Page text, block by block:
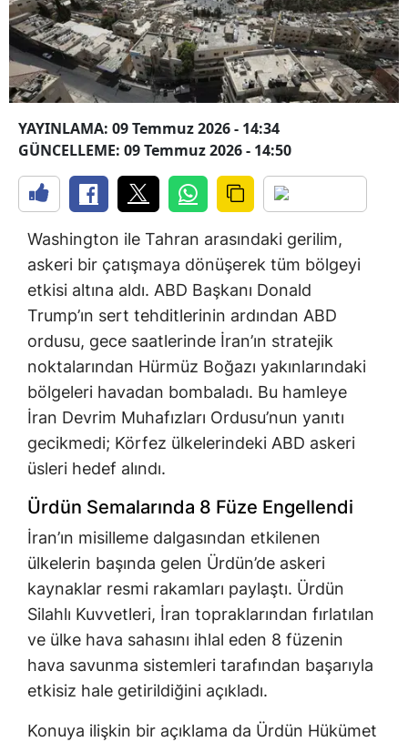
YAYINLAMA: 09 Temmuz 2026 - 14:34
GÜNCELLEME: 09 Temmuz 2026 - 14:50
Washington ile Tahran arasındaki gerilim,
askeri bir çatışmaya dönüşerek tüm bölgeyi
etkisi altına aldı. ABD Başkanı Donald
Trump’ın sert tehditlerinin ardından ABD
ordusu, gece saatlerinde İran’ın stratejik
noktalarından Hürmüz Boğazı yakınlarındaki
bölgeleri havadan bombaladı. Bu hamleye
İran Devrim Muhafızları Ordusu’nun yanıtı
gecikmedi; Körfez ülkelerindeki ABD askeri
üsleri hedef alındı.
Ürdün Semalarında 8 Füze Engellendi
İran’ın misilleme dalgasından etkilenen
ülkelerin başında gelen Ürdün’de askeri
kaynaklar resmi rakamları paylaştı. Ürdün
Silahlı Kuvvetleri, İran topraklarından fırlatılan
ve ülke hava sahasını ihlal eden 8 füzenin
hava savunma sistemleri tarafından başarıyla
etkisiz hale getirildiğini açıkladı.
Konuya ilişkin bir açıklama da Ürdün Hükümet